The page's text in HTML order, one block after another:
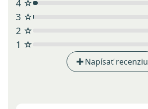
4 ☆
3 ☆
2 ☆
1 ☆
Napísať recenziu